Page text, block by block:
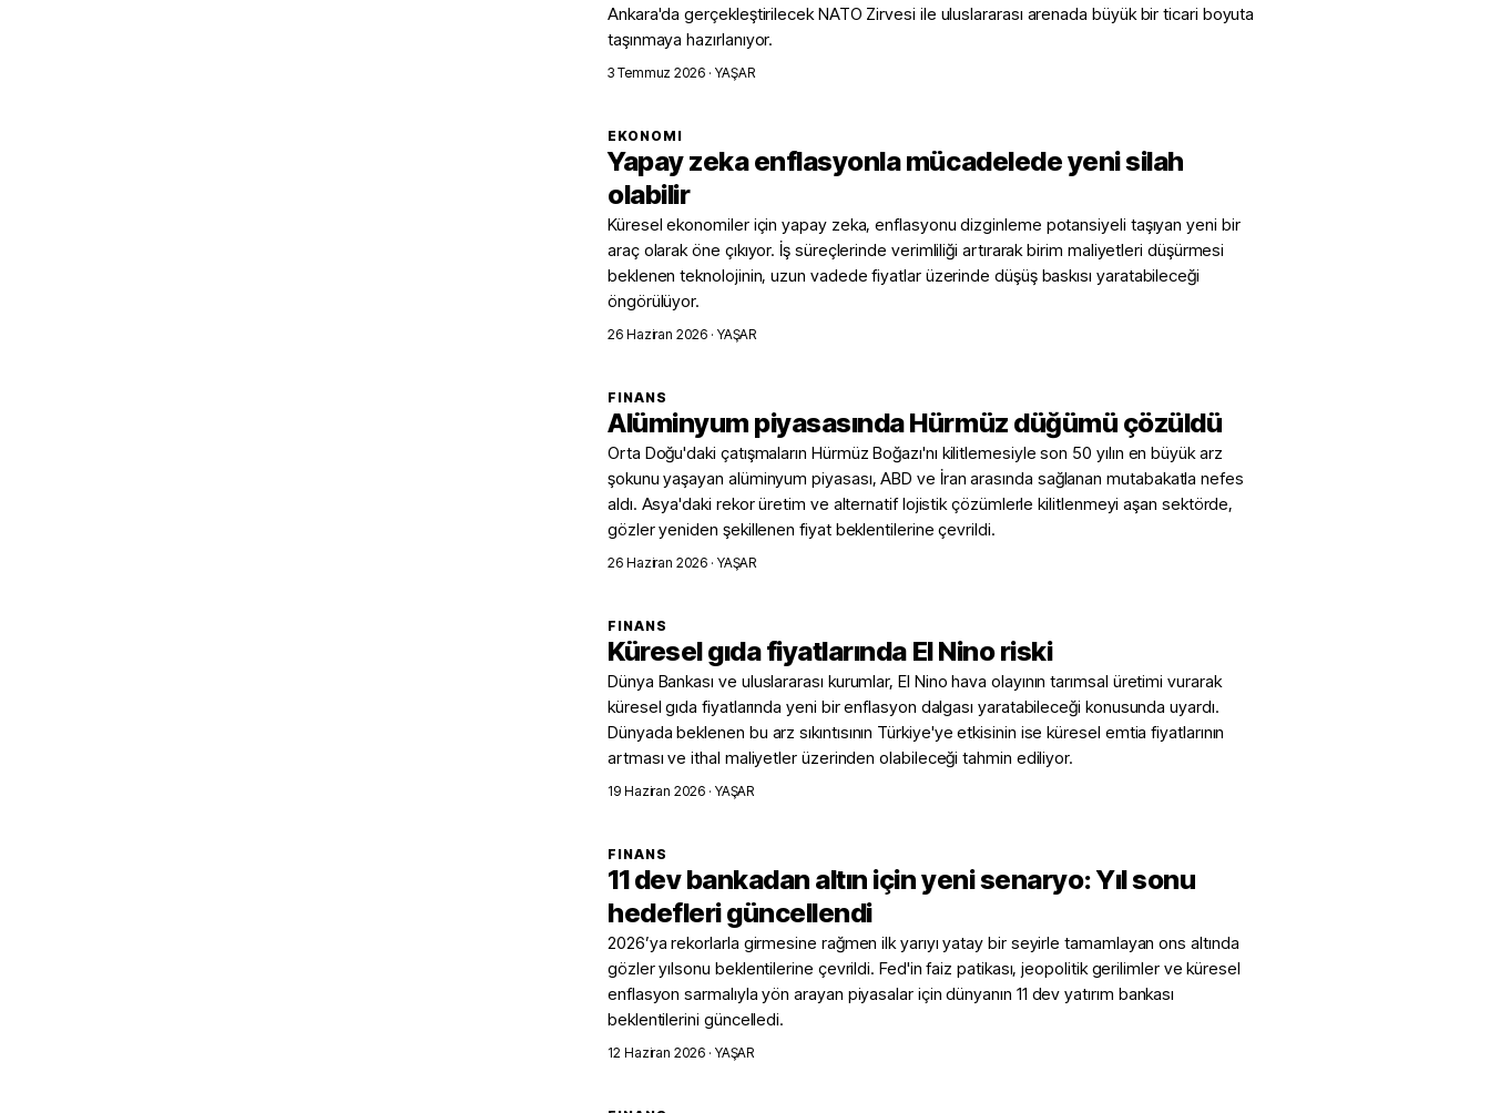
Ankara'da gerçekleştirilecek NATO Zirvesi ile uluslararası arenada büyük bir ticari boyuta
taşınmaya hazırlanıyor.
3 Temmuz 2026 · YAŞAR
EKONOMI
Yapay zeka enflasyonla mücadelede yeni silah
olabilir
Küresel ekonomiler için yapay zeka, enflasyonu dizginleme potansiyeli taşıyan yeni bir
araç olarak öne çıkıyor. İş süreçlerinde verimliliği artırarak birim maliyetleri düşürmesi
beklenen teknolojinin, uzun vadede fiyatlar üzerinde düşüş baskısı yaratabileceği
öngörülüyor.
26 Haziran 2026· YAŞAR
FINANS
Alüminyum piyasasında Hürmüz düğümü çözüldü
Orta Doğu'daki çatışmaların Hürmüz Boğazı'nı kilitlemesiyle son 50 yılın en büyük arz
şokunu yaşayan alüminyum piyasası, ABD ve İran arasında sağlanan mutabakatla nefes
aldı. Asya'daki rekor üretim ve alternatif lojistik çözümlerle kilitlenmeyi aşan sektörde,
gözler yeniden şekillenen fiyat beklentilerine çevrildi.
26 Haziran 2026· YAŞAR
FINANS
Küresel gıda fiyatlarında El Nino riski
Dünya Bankası ve uluslararası kurumlar, El Nino hava olayının tarımsal üretimi vurarak
küresel gıda fiyatlarında yeni bir enflasyon dalgası yaratabileceği konusunda uyardı.
Dünyada beklenen bu arz sıkıntısının Türkiye'ye etkisinin ise küresel emtia fiyatlarının
artması ve ithal maliyetler üzerinden olabileceği tahmin ediliyor.
19 Haziran 2026· YAŞAR
FINANS
11 dev bankadan altın için yeni senaryo: Yıl sonu
hedefleri güncellendi
2026’ya rekorlarla girmesine rağmen ilk yarıyı yatay bir seyirle tamamlayan ons altında
gözler yılsonu beklentilerine çevrildi. Fed'in faiz patikası, jeopolitik gerilimler ve küresel
enflasyon sarmalıyla yön arayan piyasalar için dünyanın 11 dev yatırım bankası
beklentilerini güncelledi.
12 Haziran 2026· YAŞAR